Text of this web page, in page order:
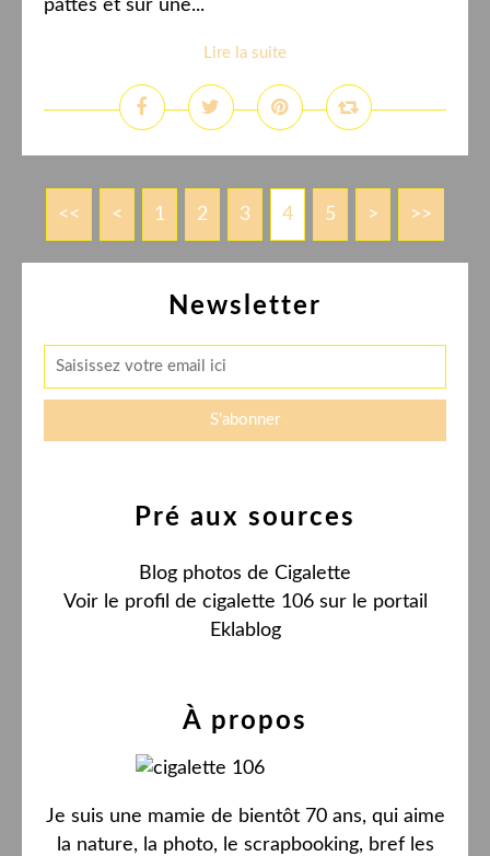
pattes et sur une...
Lire la suite
<< < 1 2 3 4 5 > >>
Newsletter
Pré aux sources
Blog photos de Cigalette
Voir le profil de cigalette 106sur le portail
Eklablog
À propos
Je suis une mamie de bientôt 70 ans, qui aime
la nature, la photo, le scrapbooking, bref les